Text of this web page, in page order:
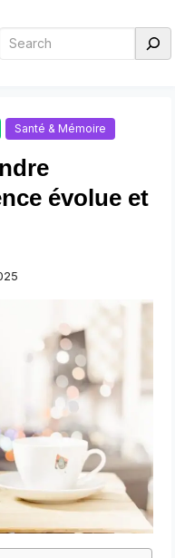
Rechercher
Santé & Mémoire
évolue et